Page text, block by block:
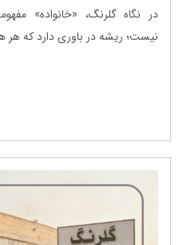
در نگاه گلرنگ، «خانواده»
نیست؛ ریشه در باوری دارد که هر